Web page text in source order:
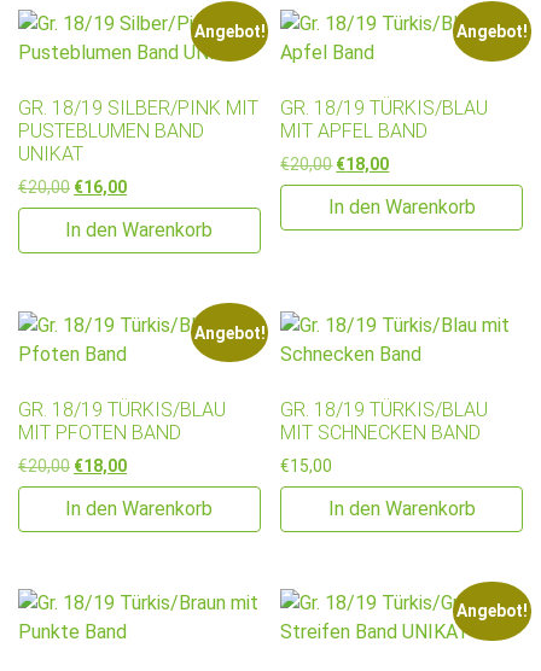
Angebot!
GR. 18/19 SILBER/PINK MIT
PUSTEBLUMEN BAND
UNIKAT
€20,00 Ursprünglicher Preis war: €20,00
€16,00Aktueller Preis ist: €16,00.
In den Warenkorb
Angebot!
GR. 18/19 TÜRKIS/BLAU
MIT APFEL BAND
€20,00 Ursprünglicher Preis war:
€18,00Aktueller Preis ist:
In den Warenkorb
Angebot!
GR. 18/19 TÜRKIS/BLAU
MIT PFOTEN BAND
€20,00 Ursprünglicher Preis war: €20,00
€18,00Aktueller Preis ist: €18,00.
In den Warenkorb
GR. 18/19 TÜRKIS/BLAU
MIT SCHNECKEN BAND
€15,00
In den Warenkorb
Angebot!